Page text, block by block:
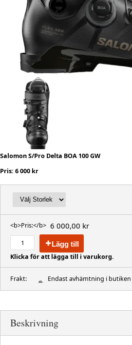
Salomon S/Pro Delta BOA 100 GW
Pris: 6 000 kr
<b>Pris:</b> 6 000,00 kr
Lägg till
Klicka för att lägga till i varukorg.
Frakt: Endast avhämtning i butiken
Beskrivning